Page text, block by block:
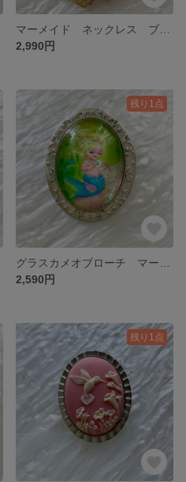
2,990円
残り1点
2,590円
残り1点